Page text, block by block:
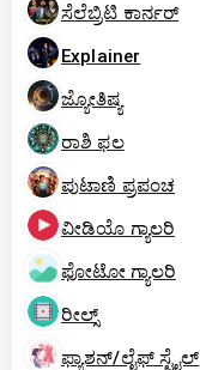
ಸೆಲೆಬ್ರಿಟಿ ಕಾರ್ನರ್‌
Explainer
ಜ್ಯೋತಿಷ್ಯ
ರಾಶಿ ಫಲ
ಪುಟಾಣಿ ಪ್ರಪಂಚ
ವೀಡಿಯೊ ಗ್ಯಾಲರಿ
ಫೋಟೋ ಗ್ಯಾಲರಿ
ರೀಲ್ಸ್
ಫ್ಯಾಶನ್/ಲೈಫ್‌ ಸ್ಟೈಲ್